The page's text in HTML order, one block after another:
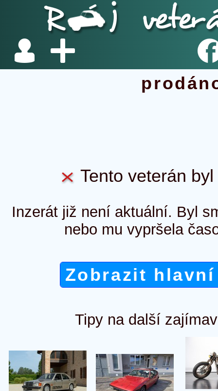
Tento veterán
Inzerát již není aktuální. Byl
nebo mu vypršela
Zobrazit
Tipy na další